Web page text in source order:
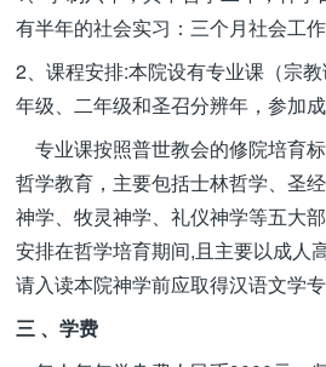
有半年的社会实习：三个月社会工
2、课程安排:本院设有专业课（宗
年级、二年级和圣召分辨年，参加成
专业课按照普世教会的修院培育
哲学教育，主要包括士林哲学、圣
神学、牧灵神学、礼仪神学等五大
安排在哲学培育期间,且主要以成人
请入读本院神学前应取得汉语文学
三 、学费